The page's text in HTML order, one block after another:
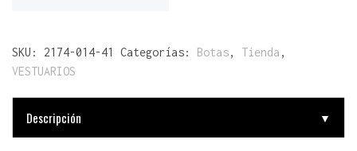
SKU: 2174-014-41 Categorías: Botas, Tienda ,
VESTUARIOS
Descripción ▼